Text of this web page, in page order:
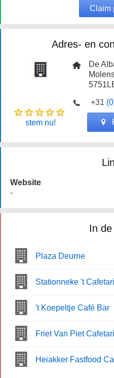
Claim
Adres- en
De
+31
stem nu!
Website
-
In
Plaza Deurne
Stationneke 't
't Koepeltje Café Bar
Friet Van Piet
Heiakker Fastfood